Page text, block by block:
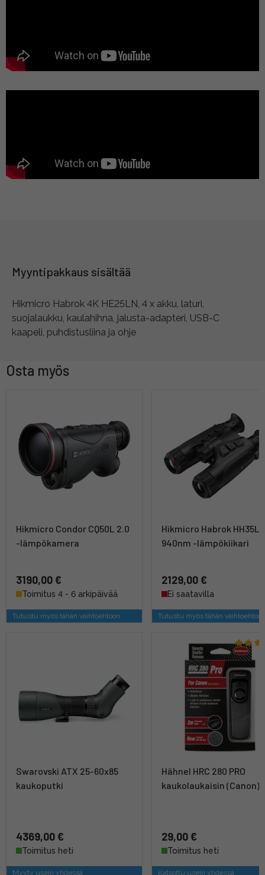
Myyntipakkaus sisältää
Hikmicro Habrok 4K HE25LN, 4 x akku, laturi,
suojalaukku, kaulahihna, jalusta-adapteri, USB-C
kaapeli, puhdistusliina ja ohje
Osta myös
Hikmicro Condor CQ50L 2.0
-lämpökamera
3190,00 €
Toimitus 4 - 6 arkipäivää
Tutustu myös tähän vaihtoehtoon
Hikmicro Habrok
940nm -lämpökiikari
2129,00 €
Ei saatavilla
Tutustu myös tähän
Swarovski ATX 25-60x85
kaukoputki
4369,00 €
Toimitus heti
Myyty usein yhdessä
Hähnel HRC 280 PRO
kaukolaukaisin (Canon)
29,00 €
Toimitus heti
Katsottu usein yhdessä